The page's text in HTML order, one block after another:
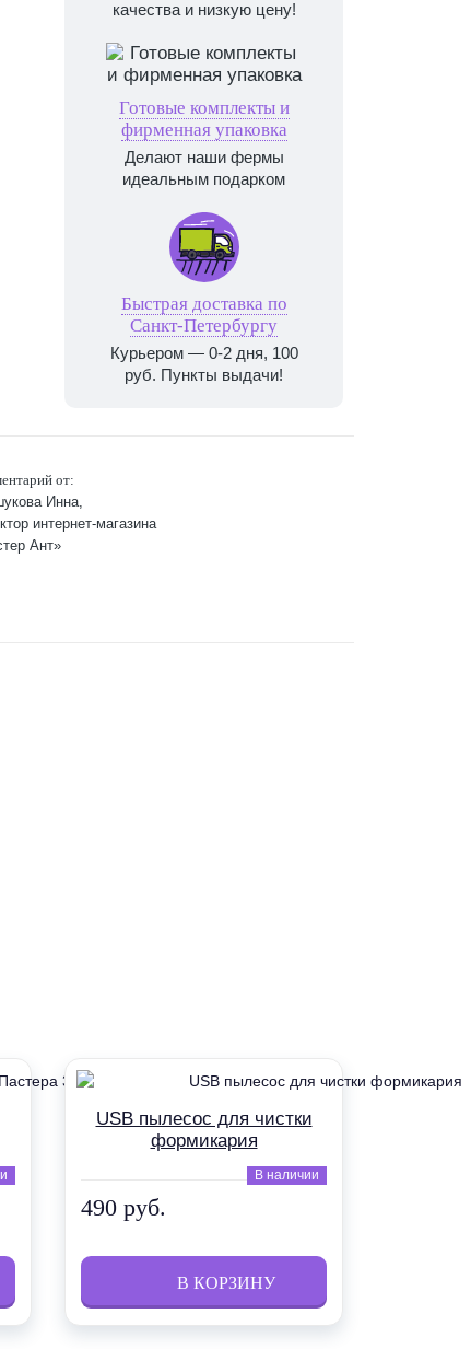
качества и низкую цену!
Готовые комплекты и
фирменная упаковка
Делают наши фермы
идеальным подарком
Быстрая доставка по
Санкт-Петербургу
Курьером — 0-2 дня, 100
руб. Пункты выдачи!
от:
Инна,
интернет-магазина
Ант»
USB пылесос для чистки
формикария
В наличии
490 руб.